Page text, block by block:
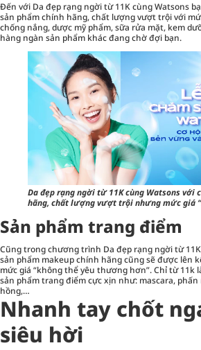
Đến với Da đẹp rạng ngời từ 11K cùng Watsons
sản phẩm chính hãng, chất lượng vượt trội với
chống nắng, dược mỹ phẩm, sữa rửa mặt, kem
hàng ngàn sản phẩm khác đang chờ đợi bạn.
Da đẹp rạng ngời từ 11K cùng Watsons với
hãng, chất lượng vượt trội nhưng mức giá
Sản phẩm trang điểm
Cũng trong chương trình Da đẹp rạng ngời từ
sản phẩm makeupchính hãng cũng sẽ được lên
mức giá “không thể yêu thương hơn”. Chỉ từ 11k
sản phẩm trang điểm cực xịn như: mascara, phấn
hồng,…
Nhanh tay chốt
siêu hời